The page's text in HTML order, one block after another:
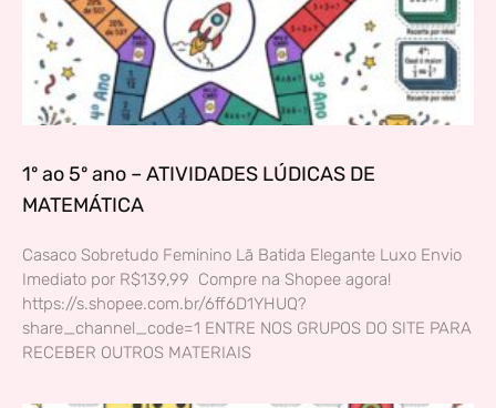
1º ao 5º ano – ATIVIDADES LÚDICAS DE
MATEMÁTICA
Casaco Sobretudo Feminino Lã Batida Elegante Luxo Envio
Imediato por R$139,99 Compre na Shopee agora!
https://s.shopee.com.br/6ff6D1YHUQ?
share_channel_code=1 ENTRE NOS GRUPOS DO SITE PARA
RECEBER OUTROS MATERIAIS